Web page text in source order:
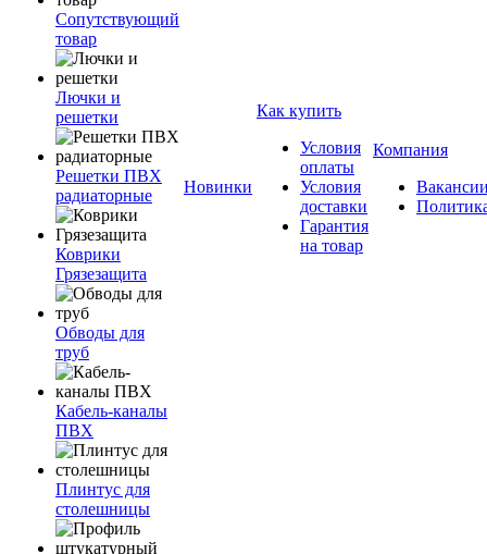
Сопутствующий
товар
Лючки и
решетки
Решетки ПВХ
радиаторные
Коврики
Грязезащита
Обводы для
труб
Кабель-каналы
ПВХ
Плинтус для
столешницы
Новинки
Как купить
Условия
оплаты
Условия
доставки
Гарантия
на товар
Компания